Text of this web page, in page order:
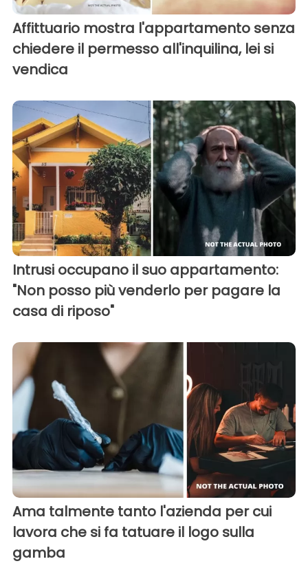
Affittuario mostra l'appartamento senza
chiedere il permesso all'inquilina, lei si
vendica
Intrusi occupano il suo appartamento:
"Non posso più venderlo per pagare la
casa di riposo"
Ama talmente tanto l'azienda per cui
lavora che si fa tatuare il logo sulla
gamba